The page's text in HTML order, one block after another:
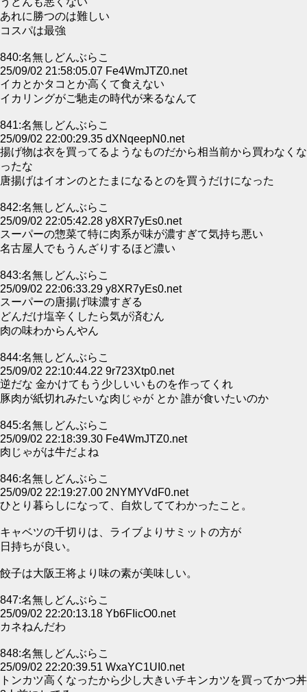
あれに勝つのは難しい
コスパは最強
840:名無しどんぶらこ
25/09/02 21:58:05.07 Fe4WmJTZ0.net
イカとかタコとか高くて食えない
イカリングがご馳走の時代が来るなんて
841:名無しどんぶらこ
25/09/02 22:00:29.35 dXNqeepN0.net
揚げ物は衣を買ってるようなものだから相当前から買わなくな
ったな
唐揚げはイオンのとたまになるとのを買うだけになった
842:名無しどんぶらこ
25/09/02 22:05:42.28 y8XR7yEs0.net
スーパーの惣菜て特に肉系が味が濃すぎて気持ち悪い
名古屋人でもうんざりするほど濃い
843:名無しどんぶらこ
25/09/02 22:06:33.29 y8XR7yEs0.net
スーパーの唐揚げ味濃すぎる
どんだけ塩辛くしたら気が済むん
肉の味わからんやん
844:名無しどんぶらこ
25/09/02 22:10:44.22 9r723Xtp0.net
逆だな 金かけてもう少しいいものを作ってくれ
豚肉が紙切れみたいな肉じゃが とか 誰が食いたいのか
845:名無しどんぶらこ
25/09/02 22:18:39.30 Fe4WmJTZ0.net
肉じゃがは牛だよね
846:名無しどんぶらこ
25/09/02 22:19:27.00 2NYMYVdF0.net
ひとり暮らしになって、自炊しててわかったこと。
キャベツの千切りは、ライブよりサミットの方が
日持ちが良い。
餃子は大阪王将より味の素が美味しい。
847:名無しどんぶらこ
25/09/02 22:20:13.18 Yb6FIicO0.net
カネねんだわ
848:名無しどんぶらこ
25/09/02 22:20:39.51 WxaYC1UI0.net
トンカツ高くなったから少し大きいチキンカツを買ってかつ丼